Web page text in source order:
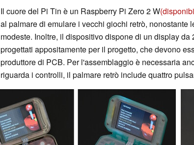
Il cuore del Pi Tin è un Raspberry Pi Zero 2 W
al palmare di emulare i vecchi giochi retrò, nonostante
modeste. Inoltre, il dispositivo dispone di un display
progettati appositamente per il progetto, che devono
produttore di PCB. Per l'assemblaggio è necessaria
riguarda i controlli, il palmare retrò include quattro